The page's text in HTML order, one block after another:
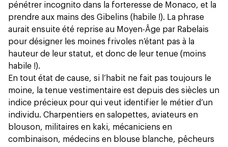
pénétrer incognito dans la forteresse de Monaco, et la
prendre aux mains des Gibelins (habile !). La phrase
aurait ensuite été reprise au Moyen-Âge par Rabelais
pour désigner les moines frivoles n’étant pas à la
hauteur de leur statut, et donc de leur tenue (moins
habile !).
En tout état de cause, si l’habit ne fait pas toujours le
moine, la tenue vestimentaire est depuis des siècles un
indice précieux pour qui veut identifier le métier d’un
individu. Charpentiers en salopettes, aviateurs en
blouson, militaires en kaki, mécaniciens en
combinaison, médecins en blouse blanche, pêcheurs